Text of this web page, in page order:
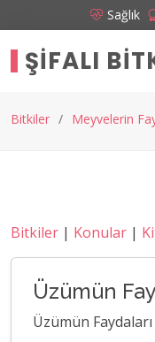
Sağlık
ŞIFALI
Bitkiler Meyvelerin
Bitkiler | Konular |
Üzümün
Üzümün Faydaları